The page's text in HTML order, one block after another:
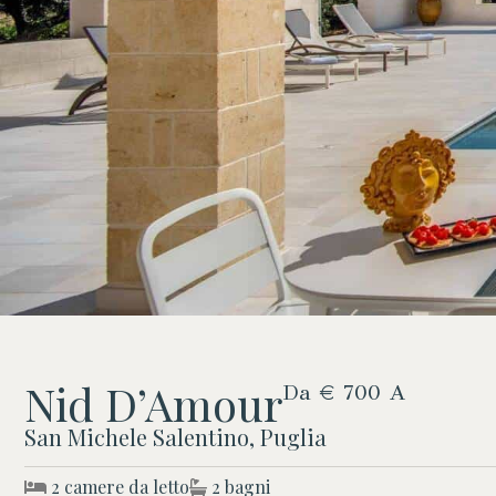
Nid D’AmourDa € 700 A
San Michele Salentino, Puglia
2 camere da letto 2 bagni